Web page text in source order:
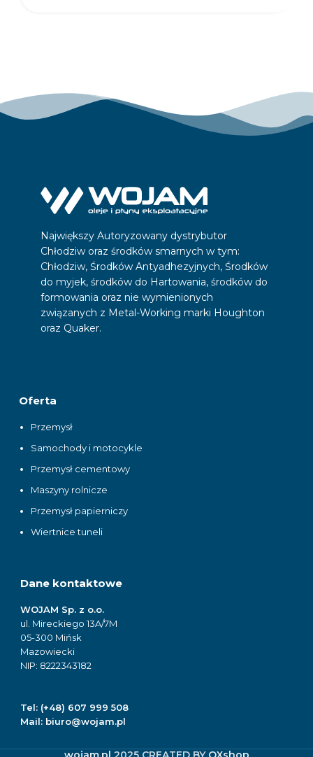
Największy Autoryzowany dystrybutor
Chłodziw oraz środków smarnych w tym:
Chłodziw, Środków Antyadhezyjnych, Środków
do myjek, środków do Hartowania, środków do
formowania oraz nie wymienionych
związanych z Metal-Working marki Houghton
oraz Quaker.
Oferta
Przemysł
Samochody i motocykle
Przemysł cementowy
Maszyny rolnicze
Przemysł papierniczy
Wiertnice tuneli
Dane kontaktowe
WOJAM Sp. z o.o.
ul. Mireckiego 13A/7M
05-300 Mińsk
Mazowiecki
NIP: 8222343182
Tel: (+48) 607 999 508
Mail: biuro@wojam.pl